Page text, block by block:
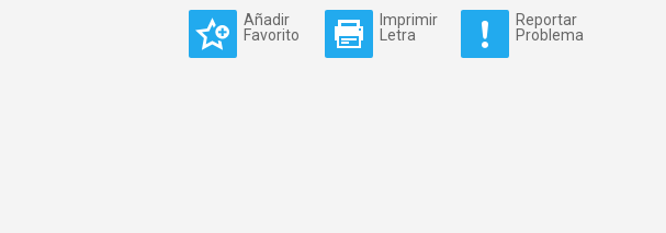
Añadir
Favorito
Imprimir
Letra
Reportar
Problema